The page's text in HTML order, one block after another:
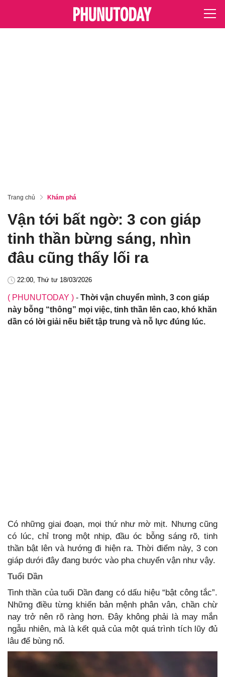
Trang chủ Khám phá
Vận tới bất ngờ: 3 con giáp
tinh thần bừng sáng, nhìn
đâu cũng thấy lối ra
22:00, Thứ tư 18/03/2026
( PHUNUTODAY ) - Thời vận chuyển mình, 3 con giáp
này bỗng “thông” mọi việc, tinh thần lên cao, khó khăn
dần có lời giải nếu biết tập trung và nỗ lực đúng lúc.
Có những giai đoạn, mọi thứ như mờ mịt. Nhưng cũng
có lúc, chỉ trong một nhịp, đầu óc bỗng sáng rõ, tinh
thần bật lên và hướng đi hiện ra. Thời điểm này, 3 con
giáp dưới đây đang bước vào pha chuyển vận như vậy.
Tuổi Dần
Tinh thần của tuổi Dần đang có dấu hiệu “bật công tắc”.
Những điều từng khiến bản mệnh phân vân, chần chừ
nay trở nên rõ ràng hơn. Đây không phải là may mắn
ngẫu nhiên, mà là kết quả của một quá trình tích lũy đủ
lâu để bùng nổ.